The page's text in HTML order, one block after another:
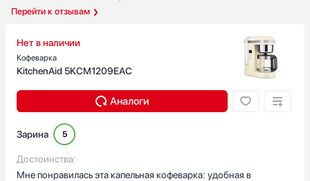
Дизайнерский
Классика
Показать все
Евросоюз
Китай
Перейти к отзывам
Нет в наличии
Кофеварка
KitchenAid 5KCM1209EAC
Аналоги
Зарина 5
Достоинства:
Мне понравилась эта капельная кофеварка: удобная в